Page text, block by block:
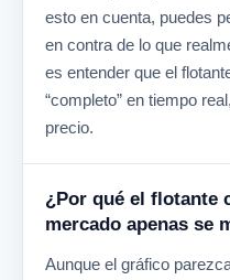
esto en cuenta, puedes
en contra de lo que
es entender que el
“completo” en tiempo
precio.
¿Por qué el flotante
mercado apenas se
Aunque el gráfico